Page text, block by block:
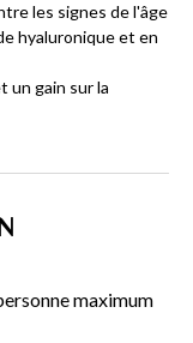
les signes de l'âge
hyaluronique et en
un gain sur la
maximum